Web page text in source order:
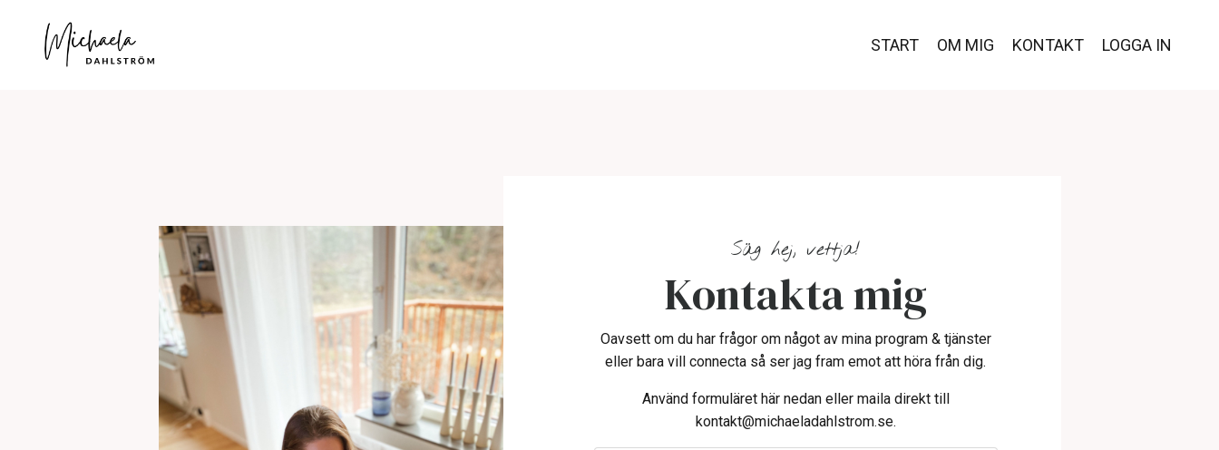
START OM MIG KONTAKT LOGGA IN
Säg hej, vettja!
Kontakta mig
Oavsett om du har frågor om något av mina program & tjänster
eller bara vill connecta så ser jag fram emot att höra från dig.
Använd formuläret här nedan eller maila direkt till
kontakt@michaeladahlstrom.se.